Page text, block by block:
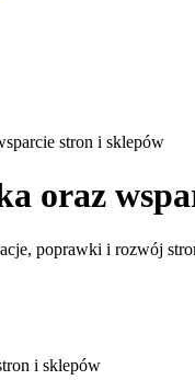
oraz
poprawki i rozwój
i sklepów